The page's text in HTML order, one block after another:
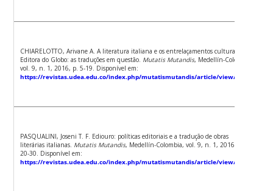
CHIARELOTTO, Arivane A. A literatura italiana e os entrelaçamentos culturais da
Editora do Globo: as traduções em questão. Mutatis Mutandis, Medellín-Colombia,
vol. 9, n. 1, 2016, p. 5-19. Disponível em:
https://revistas.udea.edu.co/index.php/mutatismutandis/article/view/25801
PASQUALINI, Joseni T. F. Ediouro: políticas editoriais e a tradução de obras
literárias italianas. Mutatis Mutandis, Medellín-Colombia, vol. 9, n. 1, 2016, p.
20-30. Disponível em:
https://revistas.udea.edu.co/index.php/mutatismutandis/article/view/25806